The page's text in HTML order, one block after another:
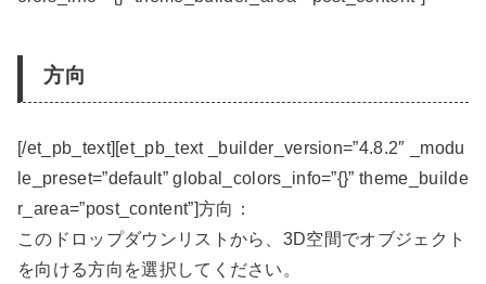
方向
[/et_pb_text][et_pb_text _builder_version=”4.8.2″ _modu
le_preset=”default” global_colors_info=”{}” theme_builde
r_area=”post_content”]方向：
このドロップダウンリストから、3D空間でオブジェクト
を向ける方向を選択してください。